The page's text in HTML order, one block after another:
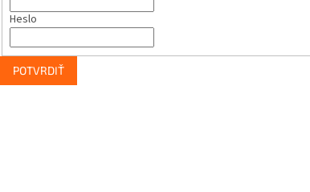
Heslo
POTVRDIŤ